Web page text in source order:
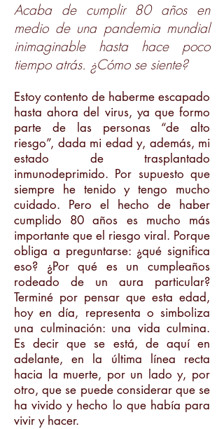
Acaba de cumplir 80 años en
medio de una pandemia mundial
inimaginable hasta hace poco
tiempo atrás. ¿Cómo se siente?
Estoy contento de haberme escapado
hasta ahora del virus, ya que formo
parte de las personas “de alto
riesgo”, dada mi edad y, además, mi
estado de trasplantado
inmunodeprimido. Por supuesto que
siempre he tenido y tengo mucho
cuidado. Pero el hecho de haber
cumplido 80 años es mucho más
importante que el riesgo viral. Porque
obliga a preguntarse: ¿qué significa
eso? ¿Por qué es un cumpleaños
rodeado de un aura particular?
Terminé por pensar que esta edad,
hoy en día, representa o simboliza
una culminación: una vida culmina.
Es decir que se está, de aquí en
adelante, en la última línea recta
hacia la muerte, por un lado y, por
otro, que se puede considerar que se
ha vivido y hecho lo que había para
vivir y hacer.